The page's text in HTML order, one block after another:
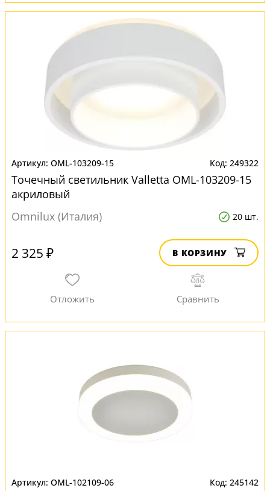
OML-103209-15 249322
Точечный светильник Valletta OML-103209-15
акриловый
Omnilux (Италия)
20 шт.
2 325 ₽ В КОРЗИНУ
OML-102109-06 245142